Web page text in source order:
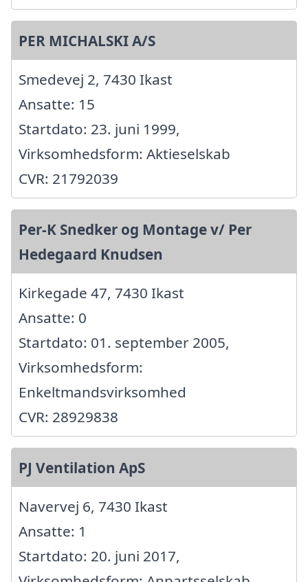
PER MICHALSKI A/S
Smedevej 2, 7430 Ikast
Ansatte: 15
Startdato: 23. juni 1999,
Virksomhedsform: Aktieselskab
CVR: 21792039
Per-K Snedker og Montage v/ Per
Hedegaard Knudsen
Kirkegade 47, 7430 Ikast
Ansatte: 0
Startdato: 01. september 2005,
Virksomhedsform:
Enkeltmandsvirksomhed
CVR: 28929838
PJ Ventilation ApS
Navervej 6, 7430 Ikast
Ansatte: 1
Startdato: 20. juni 2017,